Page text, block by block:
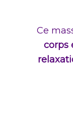
Ce
corps